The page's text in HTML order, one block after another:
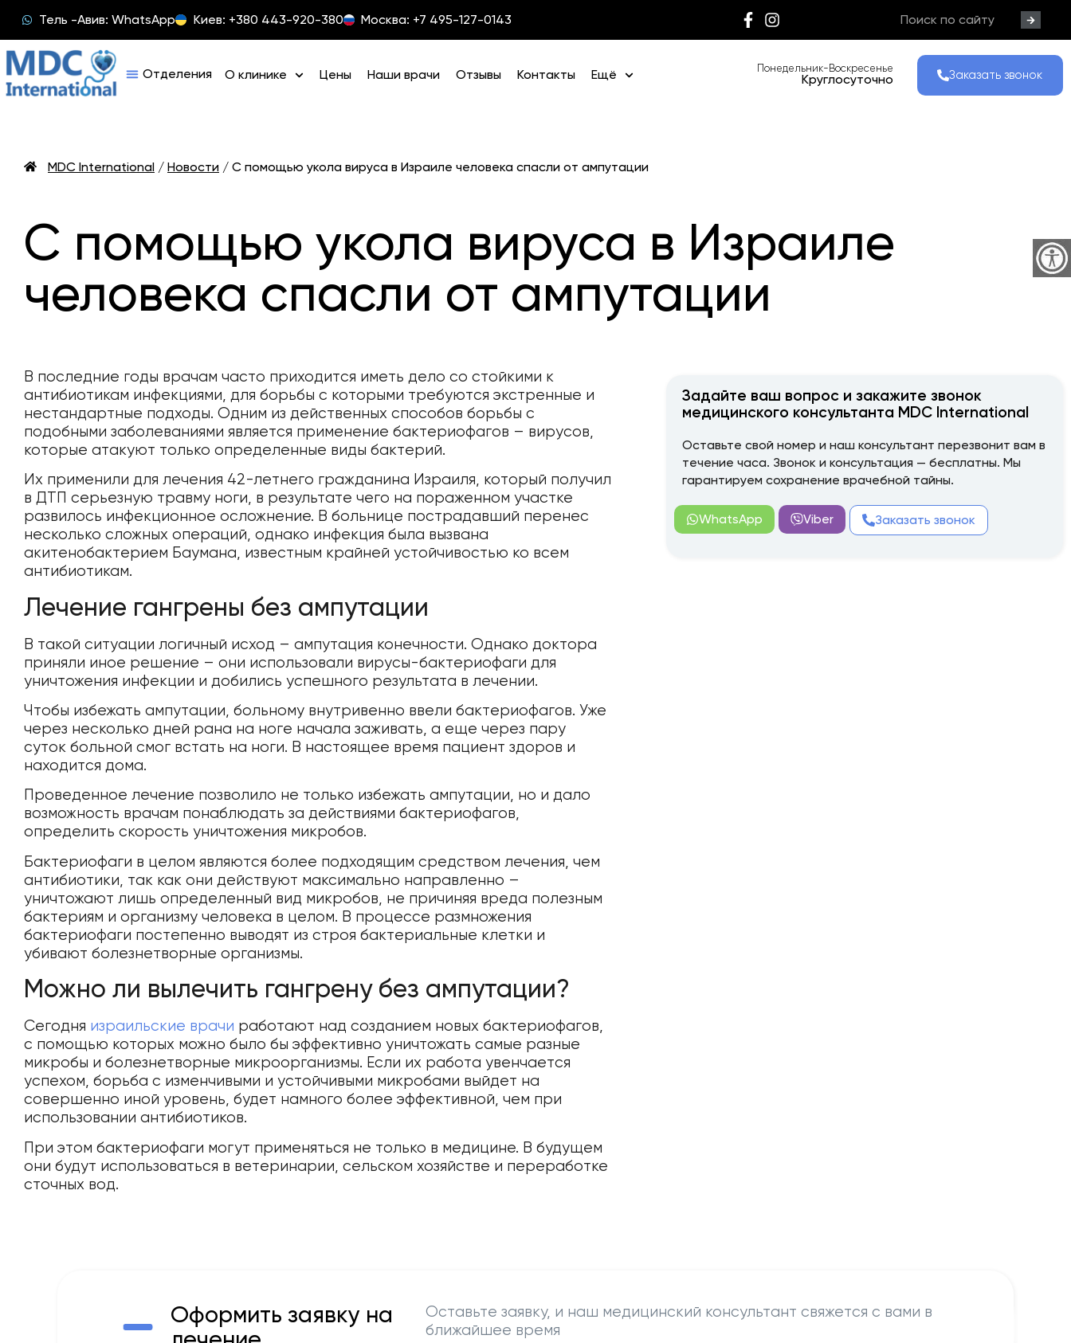
Тель -Авив: WhatsApp Киев: +380 443-920-380 Москва: +7 495-127-0143
О клинике Цены Наши врачи Отзывы Контакты Ещё Понедельник-Воскресенье
Круглосуточно Заказать звонок
MDC International / Новости / С помощью укола вируса в Израиле человека спасли от ампутации
С помощью укола вируса в Израиле
человека спасли от ампутации
В последние годы врачам часто приходится иметь дело со стойкими к
антибиотикам инфекциями, для борьбы с которыми требуются экстренные и
нестандартные подходы. Одним из действенных способов борьбы с
подобными заболеваниями является применение бактериофагов – вирусов,
которые атакуют только определенные виды бактерий.
Их применили для лечения 42-летнего гражданина Израиля, который получил
в ДТП серьезную травму ноги, в результате чего на пораженном участке
развилось инфекционное осложнение. В больнице пострадавший перенес
несколько сложных операций, однако инфекция была вызвана
акитенобактерием Баумана, известным крайней устойчивостью ко всем
антибиотикам.
Лечение гангрены без ампутации
В такой ситуации логичный исход – ампутация конечности. Однако доктора
приняли иное решение – они использовали вирусы-бактериофаги для
уничтожения инфекции и добились успешного результата в лечении.
Чтобы избежать ампутации, больному внутривенно ввели бактериофагов. Уже
через несколько дней рана на ноге начала заживать, а еще через пару
суток больной смог встать на ноги. В настоящее время пациент здоров и
находится дома.
Проведенное лечение позволило не только избежать ампутации, но и дало
возможность врачам понаблюдать за действиями бактериофагов,
определить скорость уничтожения микробов.
Бактериофаги в целом являются более подходящим средством лечения, чем
антибиотики, так как они действуют максимально направленно –
уничтожают лишь определенный вид микробов, не причиняя вреда полезным
бактериям и организму человека в целом. В процессе размножения
бактериофаги постепенно выводят из строя бактериальные клетки и
убивают болезнетворные организмы.
Можно ли вылечить гангрену без ампутации?
Сегодня израильские врачи работают над созданием новых бактериофагов,
с помощью которых можно было бы эффективно уничтожать самые разные
микробы и болезнетворные микроорганизмы. Если их работа увенчается
успехом, борьба с изменчивыми и устойчивыми микробами выйдет на
совершенно иной уровень, будет намного более эффективной, чем при
использовании антибиотиков.
При этом бактериофаги могут применяться не только в медицине. В будущем
они будут использоваться в ветеринарии, сельском хозяйстве и переработке
сточных вод.
Задайте ваш вопрос и закажите звонок
медицинского консультанта MDC International
Оставьте свой номер и наш консультант перезвонит вам в
течение часа. Звонок и консультация — бесплатны. Мы
гарантируем сохранение врачебной тайны.
WhatsApp Viber Заказать звонок
Оформить заявку на
Оставьте заявку, и наш медицинский консультант свяжется с вами в
ближайшее время